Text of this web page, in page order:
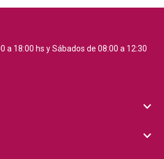
a 18:00 hs y Sábados de 08:00 a 12:30